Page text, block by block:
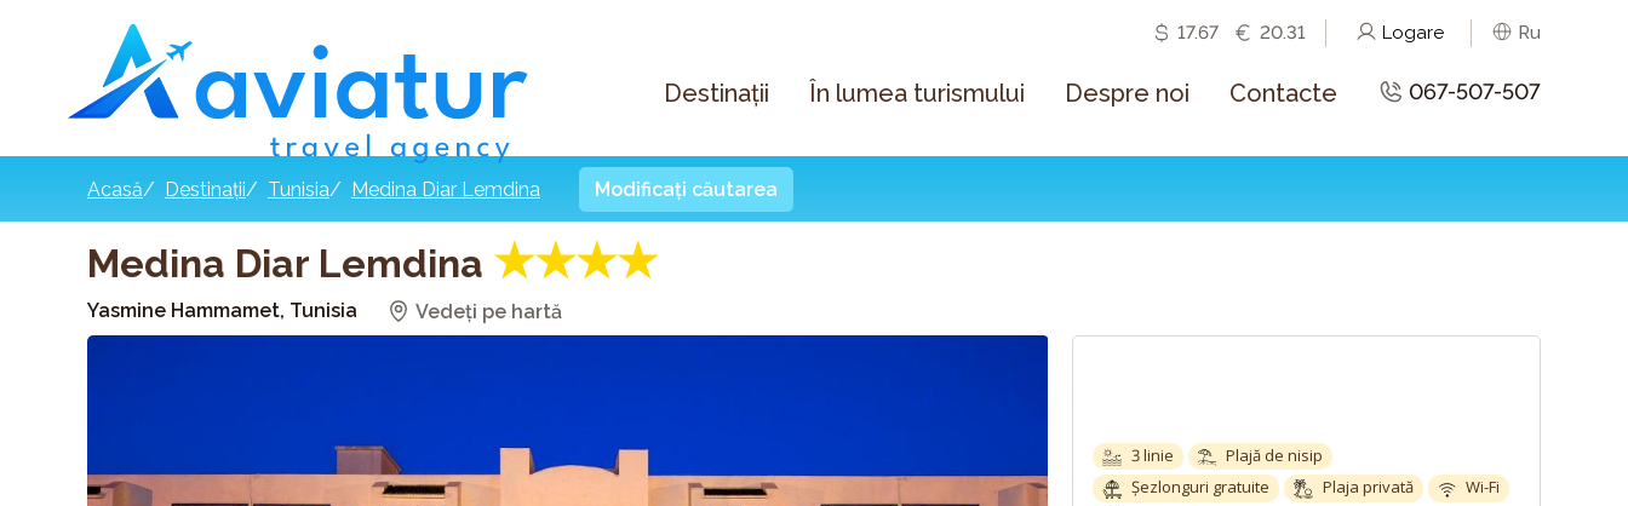
17.67 20.31 Logare Ru
Destinații În lumea turismului Despre noi Contacte 067-507-507
Acasă/ Destinații/ Tunisia/ Medina Diar Lemdina Modificați căutarea
Medina Diar Lemdina ★★★★
Yasmine Hammamet, Tunisia Vedeți pe hartă
3 linie
Plajă de nisip
Șezlonguri gratuite
Plaja privată
Wi-Fi